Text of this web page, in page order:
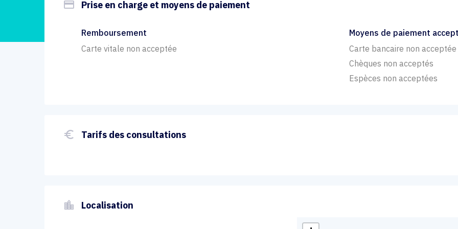
payment Prise en charge et moyens de paiement
Remboursement
Carte vitale non acceptée
Moyens de paiement
Carte bancaire non acceptée
Chèques non acceptés
Espèces non acceptées
euro_symbol Tarifs des consultations
location_city Localisation